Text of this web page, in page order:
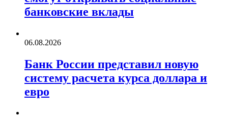
банковские вклады
06.08.2026
Банк России представил новую
систему расчета курса доллара и
евро